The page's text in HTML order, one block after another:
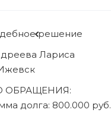
решение
Людмила
ОБРАЩЕНИЯ:
долга: 470.000 руб.